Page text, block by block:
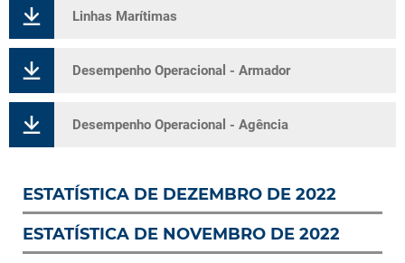
ESTATÍSTICA DE DEZEMBRO DE 2022
ESTATÍSTICA DE NOVEMBRO DE 2022
Linhas Marítimas
Desempenho Operacional - Armador
Desempenho Operacional - Agência